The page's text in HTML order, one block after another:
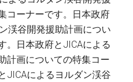
コーナーです。日本政府
渓谷開発援助計画につい
。日本政府とJICAによる
計画についての特集コー
JICAによるヨルダン渓谷